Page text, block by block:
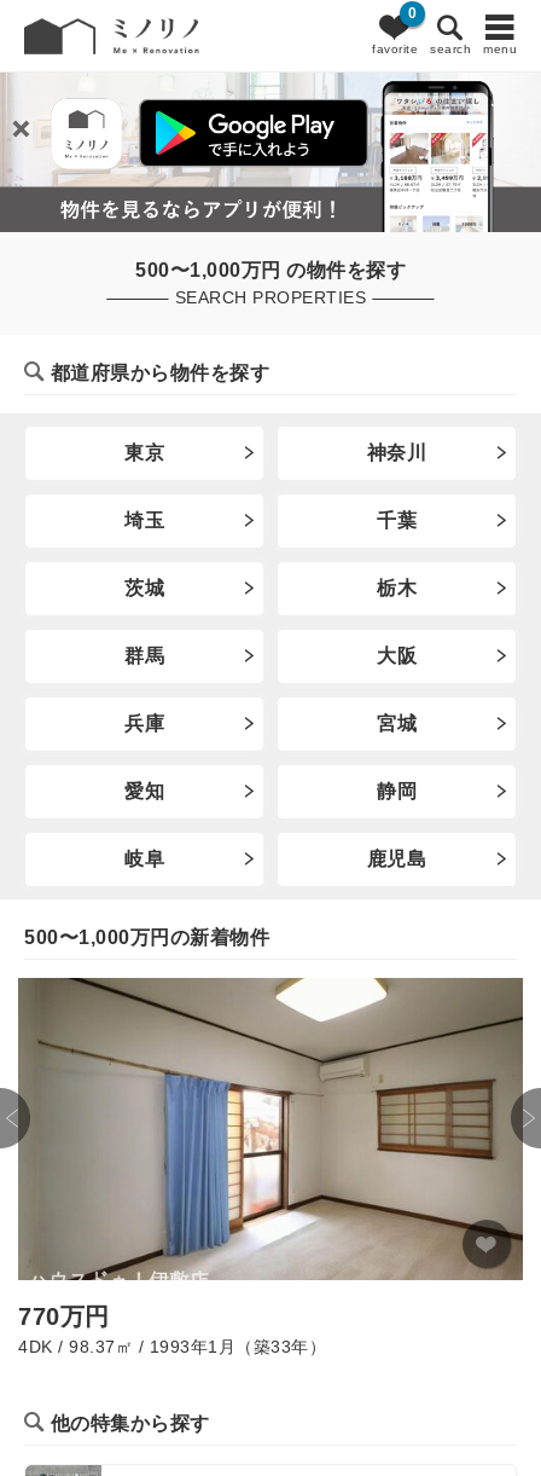
favorite
0
search menu
500〜1,000万円 の物件を探す
SEARCH PROPERTIES
都道府県から物件を探す
東京 神奈川
埼玉 千葉
茨城 栃木
群馬 大阪
兵庫 宮城
愛知 静岡
岐阜 鹿児島
500〜1,000万円の新着物件
770万円
4DK / 98.37㎡ / 1993年1月（築33年）
他の特集から探す